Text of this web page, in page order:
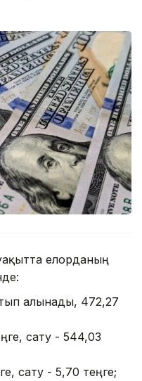
елорданың
алынады, 472,27
сату - 544,03
сату - 5,70 теңге;